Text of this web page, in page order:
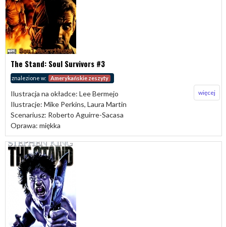
The Stand: Soul Survivors #3
znalezione w: Amerykańskie zeszyty
Ilustracja na okładce: Lee Bermejo
Ilustracje: Mike Perkins, Laura Martin
Scenariusz: Roberto Aguirre-Sacasa
Oprawa: miękka
więcej